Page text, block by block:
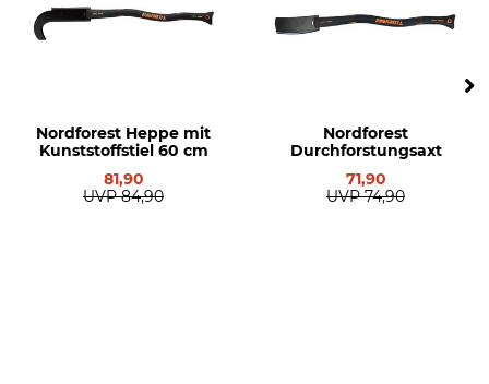
Nordforest Heppe mit
Kunststoffstiel 60 cm
81,90
UVP 84,90
Nordforest
Durchforstungsaxt
71,90
UVP 74,90